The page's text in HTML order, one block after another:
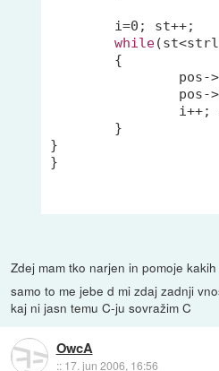
	i=
0 ; st++;
while(st<
}
}
Zdej mam tko narjen in pomoje
samo to me jebe d mi zdaj zadnji
kaj ni jasn temu C-ju sovražim C
OwcA
:: 17. jun 2006, 16:56